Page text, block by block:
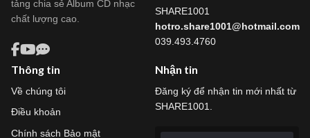
tảng chia sẻ Album CD nhạc
chất lượng cao.
SHARE1001
hotro.share1001@hotmail.com
039.493.4760
Thông tin
Về chúng tôi
Điều khoản
Chính sách Bảo mật
Nhận tin
Đăng ký để nhận tin mới nhất từ
SHARE1001.